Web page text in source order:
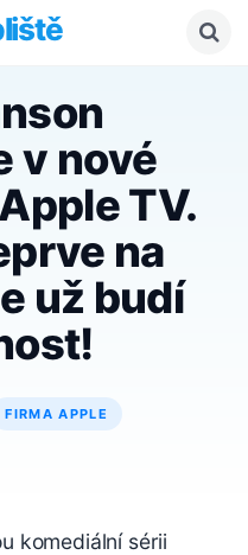
v nové
TV.
na
už budí
FIRMA APPLE
komediální sérii